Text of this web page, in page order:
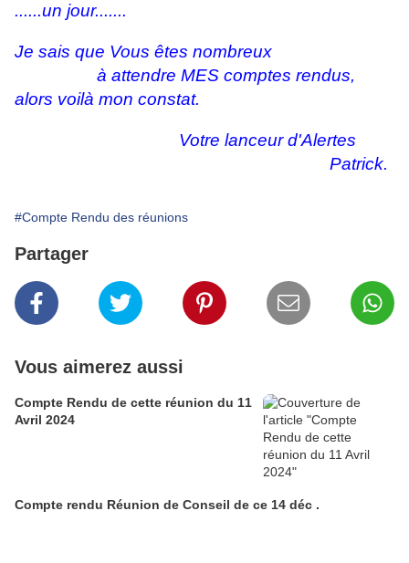
......un jour.......
Je sais que Vous êtes nombreux
à attendre MES comptes rendus,
alors voilà mon constat.
Votre lanceur d'Alertes
Patrick.
#Compte Rendu des réunions
Partager
Vous aimerez aussi
Compte Rendu de cette réunion du 11
Avril 2024
Compte rendu Réunion de Conseil de ce 14 déc .